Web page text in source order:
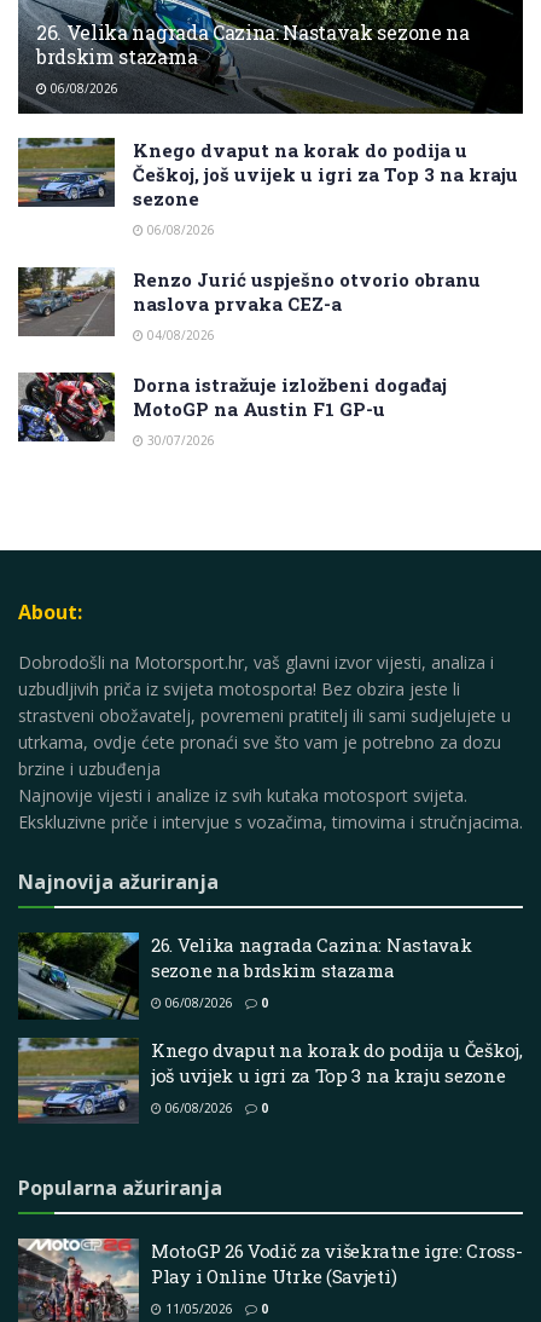
26. Velika nagrada Cazina: Nastavak sezone na
brdskim stazama
06/08/2026
Knego dvaput na korak do podija u
Češkoj, još uvijek u igri za Top 3 na kraju
sezone
06/08/2026
Renzo Jurić uspješno otvorio obranu
naslova prvaka CEZ-a
04/08/2026
Dorna istražuje izložbeni događaj
MotoGP na Austin F1 GP-u
30/07/2026
About:
Dobrodošli na Motorsport.hr, vaš glavni izvor vijesti, analiza i
uzbudljivih priča iz svijeta motosporta! Bez obzira jeste li
strastveni obožavatelj, povremeni pratitelj ili sami sudjelujete u
utrkama, ovdje ćete pronaći sve što vam je potrebno za dozu
brzine i uzbuđenja
Najnovije vijesti i analize iz svih kutaka motosport svijeta.
Ekskluzivne priče i intervjue s vozačima, timovima i stručnjacima.
Najnovija ažuriranja
26. Velika nagrada Cazina: Nastavak
sezone na brdskim stazama
06/08/2026 0
Knego dvaput na korak do podija u Češkoj,
još uvijek u igri za Top 3 na kraju sezone
06/08/2026 0
Popularna ažuriranja
MotoGP 26 Vodič za višekratne igre: Cross-
Play i Online Utrke (Savjeti)
11/05/2026 0